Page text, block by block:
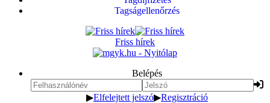
Tagságellenőrzés
Friss hírek
Belépés
▶Elfelejtett jelszó▶Regisztráció